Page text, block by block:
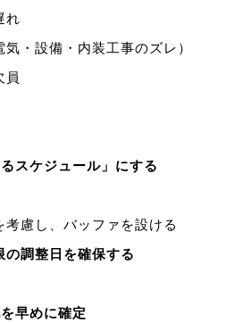
れ
・設備・内装工事のズレ）
員
スケジュール」にする
考慮し、バッファを設ける
の調整日を確保する
早めに確定